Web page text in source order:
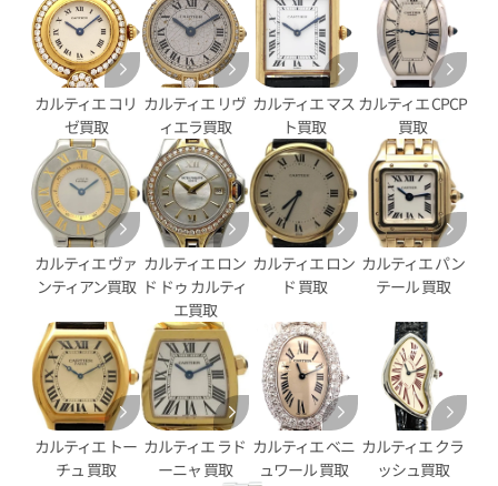
ンテール MM 2ロウ
日時点の参考買取価格です
カルティエ カリブル ドゥ カ
ロノグラフ W7100061
参考買取価格
630,000円
※2026年4月9日時点の参考買
カルティエ コリ
ゼ買取
カルティエ リヴ
ィエラ買取
カルティエ マス
ト買取
カルティエ CPCP
買取
カルティエ ヴァ
ンティアン買取
カルティエ ロン
ド ドゥ カルティ
エ買取
カルティエ ロン
ド 買取
カルティエ パン
テール 買取
カルティエ トー
チュ 買取
カルティエ ラド
ーニャ 買取
カルティエ ベニ
ュワール 買取
カルティエ クラ
ッシュ買取